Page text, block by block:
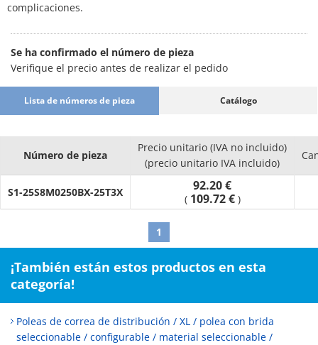
complicaciones.
Se ha confirmado el número de pieza
Verifique el precio antes de realizar el pedido
Lista de números de pieza Catálogo
Número de pieza
Precio unitario (IVA no incluido)
(precio unitario IVA incluido)
S1-25S8M0250BX-25T3X 92.20 €
( 109.72 € )
1
¡También están estos productos en esta
categoría!
Poleas de correa de distribución / XL / polea con brida
seleccionable / configurable / material seleccionable /